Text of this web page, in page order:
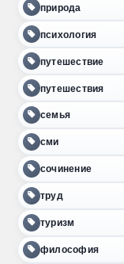
природа
психология
путешествие
путешествия
семья
сми
сочинение
труд
туризм
философия